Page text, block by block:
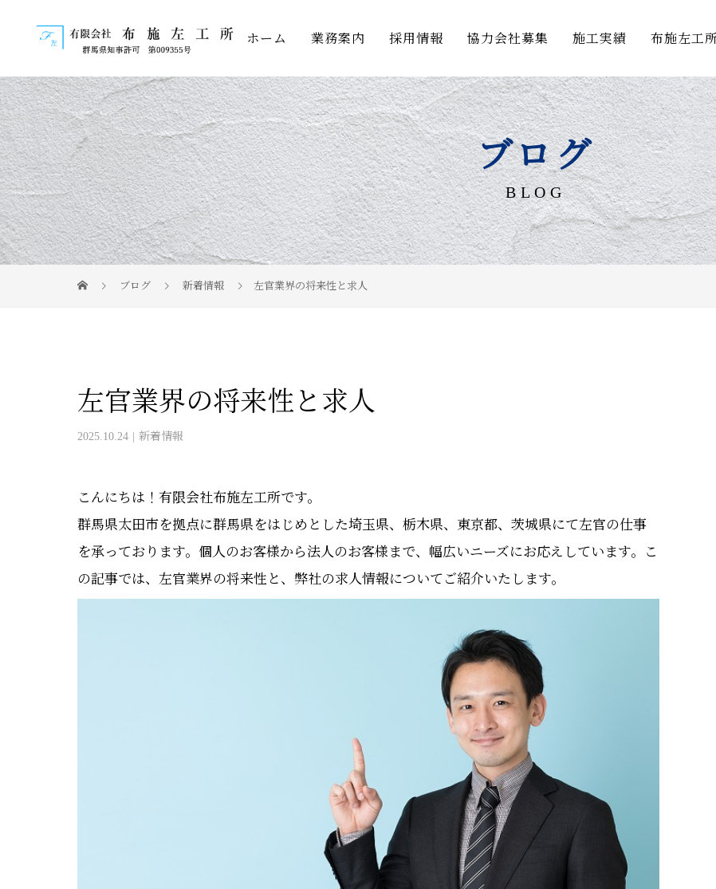
ホーム 業務案内 採用情報 協力会社募集 施工実績 布施左工
ブログ
BLOG
ブログ 新着情報 左官業界の将来性と求人
左官業界の将来性と求人
2025.10.24 新着情報
こんにちは！有限会社布施左工所です。
群馬県太田市を拠点に群馬県をはじめとした埼玉県、栃木県、東京都、茨城県にて左官の仕事
を承っております。個人のお客様から法人のお客様まで、幅広いニーズにお応えしています。こ
の記事では、左官業界の将来性と、弊社の求人情報についてご紹介いたします。